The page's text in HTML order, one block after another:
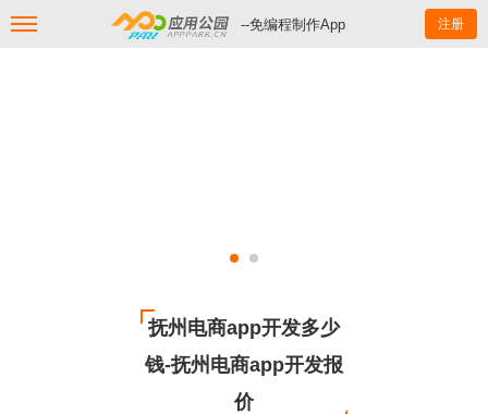
--免编程制作App 注册
抚州电商app开发多少
钱-抚州电商app开发报
价